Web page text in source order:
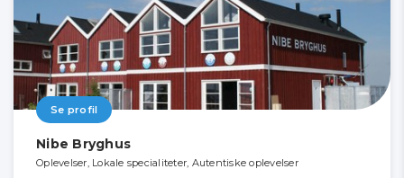
Se profil
Nibe Bryghus
Oplevelser, Lokale specialiteter, Autentiske oplevelser